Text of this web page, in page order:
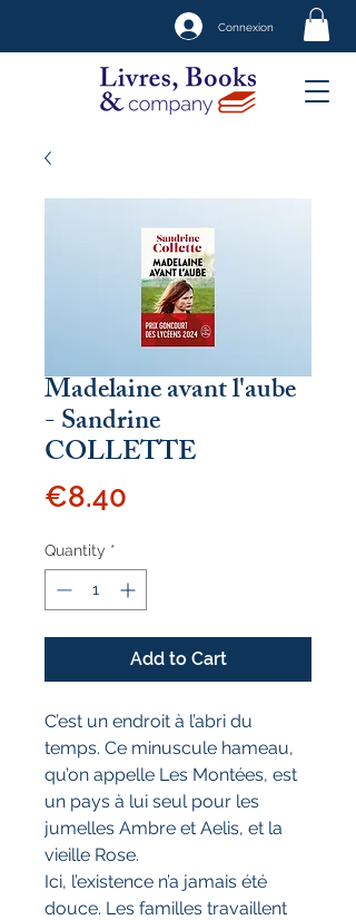
Connexion
Madelaine avant l'aube
- Sandrine
COLLETTE
€8.40
Quantity *
Add to Cart
C’est un endroit à l’abri du
temps. Ce minuscule hameau,
qu’on appelle Les Montées, est
un pays à lui seul pour les
jumelles Ambre et Aelis, et la
vieille Rose.
Ici, l’existence n’a jamais été
douce. Les familles travaillent